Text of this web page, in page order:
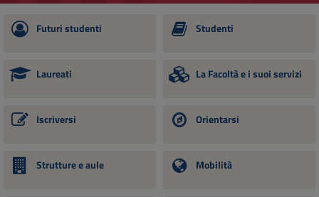
Futuri studenti Studenti
Laureati La Facoltà e i suoi servizi
Iscriversi Orientarsi
Strutture e aule Mobilità